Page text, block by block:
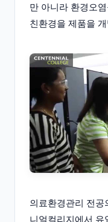
만 아니라 환경오
친환경을 제품을
의료환경관리 전공
니얼컬리지에서